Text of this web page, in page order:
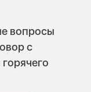
вопросы
с